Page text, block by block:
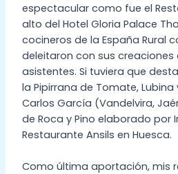
espectacular como fue el
alto del Hotel Gloria Palace
cocineros de la España Rural
deleitaron con sus creaciones
asistentes. Si tuviera que
la Pipirrana de Tomate,
Carlos García (Vandelvira,
de Roca y Pino elaborado por
Restaurante Ansils en Huesca.
Como última aportación, mis